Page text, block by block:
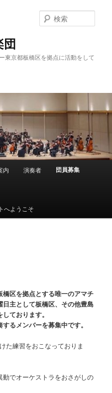
団
東京都板橋区を拠点に活動をして
索
内 演奏者 団員募集
へようこそ
区を拠点とする唯一のアマチ
主として板橋区、その他豊島
ております。
るメンバーを募集中です。
た練習をおこなっておりま
でオーケストラをおさがしの